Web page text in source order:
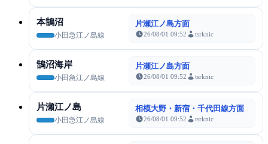
本鵠沼
小田急江ノ島線
片瀬江ノ島方面
26/08/01 09:52 tsrknic
鵠沼海岸
小田急江ノ島線
片瀬江ノ島方面
26/08/01 09:52 tsrknic
片瀬江ノ島
小田急江ノ島線
相模大野・新宿・千代田線方面
26/08/01 09:52 tsrknic